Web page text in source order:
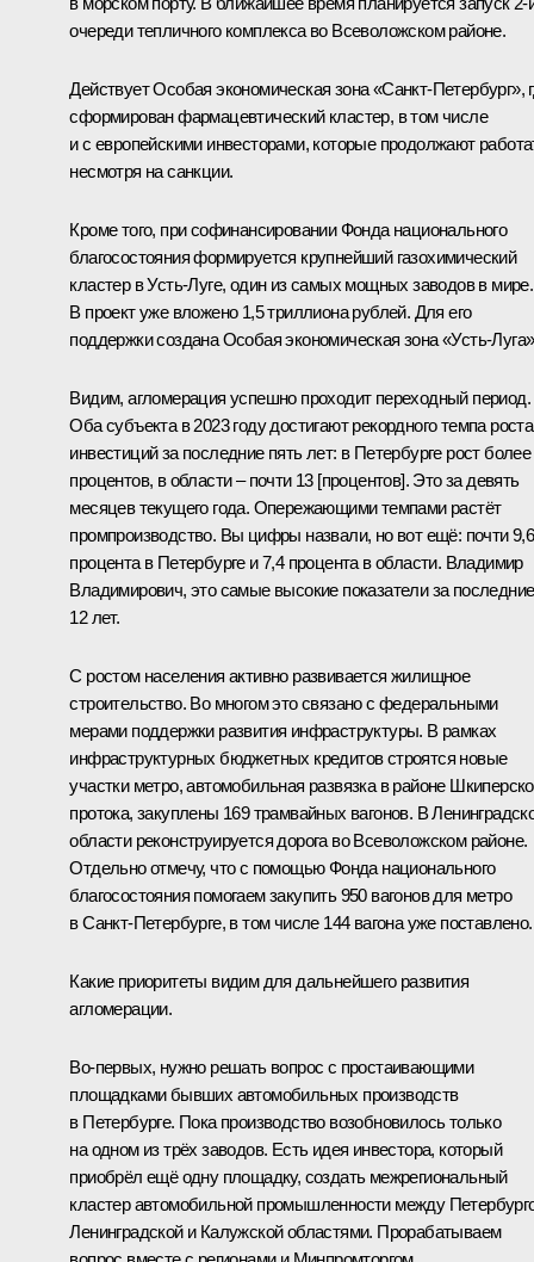
очереди тепличного комплекса во Всеволожском районе.
Действует Особая экономическая зона «Санкт-Петербург»,
сформирован фармацевтический кластер, в том числе
и с европейскими инвесторами, которые продолжают
несмотря на санкции.
Кроме того, при софинансировании Фонда национального
благосостояния формируется крупнейший газохимический
кластер в Усть-Луге, один из самых мощных заводов в мире.
В проект уже вложено 1,5 триллиона рублей. Для его
поддержки создана Особая экономическая зона «Усть-
Видим, агломерация успешно проходит переходный период.
Оба субъекта в 2023 году достигают рекордного темпа роста
инвестиций за последние пять лет: в Петербурге рост более
процентов, в области – почти 13 [процентов]. Это за девять
месяцев текущего года. Опережающими темпами растёт
промпроизводство. Вы цифры назвали, но вот ещё: почти 9,6
процента в Петербурге и 7,4 процента в области. Владимир
Владимирович, это самые высокие показатели за последние
12 лет.
С ростом населения активно развивается жилищное
строительство. Во многом это связано с федеральными
мерами поддержки развития инфраструктуры. В рамках
инфраструктурных бюджетных кредитов строятся новые
участки метро, автомобильная развязка в районе
протока, закуплены 169 трамвайных вагонов. В
области реконструируется дорога во Всеволожском районе.
Отдельно отмечу, что с помощью Фонда национального
благосостояния помогаем закупить 950 вагонов для метро
в Санкт-Петербурге, в том числе 144 вагона уже поставлено.
Какие приоритеты видим для дальнейшего развития
агломерации.
Во-первых, нужно решать вопрос с простаивающими
площадками бывших автомобильных производств
в Петербурге. Пока производство возобновилось только
на одном из трёх заводов. Есть идея инвестора, который
приобрёл ещё одну площадку, создать межрегиональный
кластер автомобильной промышленности между
Ленинградской и Калужской областями. Прорабатываем